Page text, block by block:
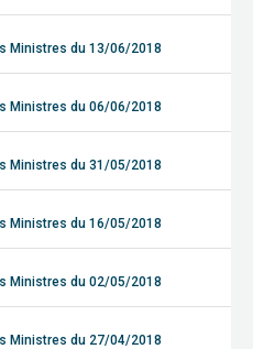
Ministres du 13/06/2018
Ministres du 06/06/2018
Ministres du 31/05/2018
Ministres du 16/05/2018
Ministres du 02/05/2018
Ministres du 27/04/2018